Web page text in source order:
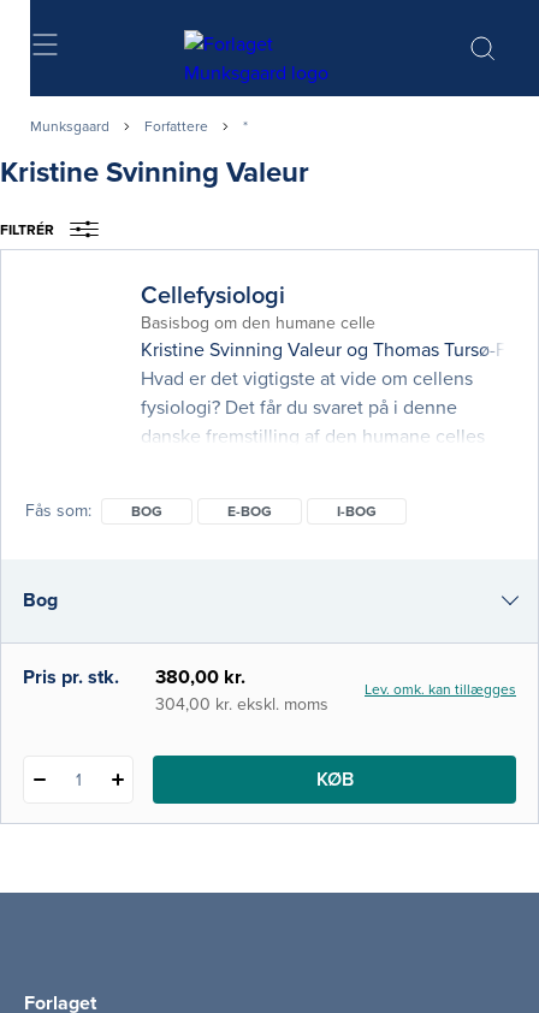
Søg
Munksgaard Forfattere *
Kristine Svinning Valeur
FILTRÉR
Cellefysiologi
Basisbog om den humane celle
Kristine Svinning Valeur og Thomas Tursø-
Hvad er det vigtigste at vide om cellens
fysiologi? Det får du svaret på i denne
danske fremstilling af den humane celles
dansksproget og lettilgængelig
klinisk biomekanik samt medicin med
industriel specialisering.
Fås som BOG E-BOG I-BOG
Bog
e-bog
Pris pr. stk. 380,00 kr.
304,00 kr. ekskl. moms
Lev. omk. kan tillægges
1 KØB
Forlaget